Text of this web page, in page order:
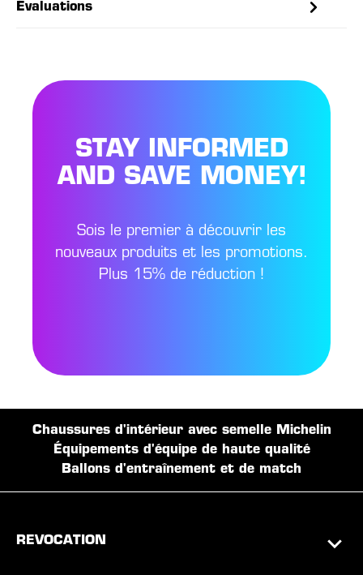
Évaluations
STAY INFORMED
AND SAVE MONEY!
Sois le premier à découvrir les
nouveaux produits et les promotions.
Plus 15% de réduction !
Chaussures d'intérieur avec semelle Michelin
Équipements d'équipe de haute qualité
Ballons d'entraînement et de match
REVOCATION